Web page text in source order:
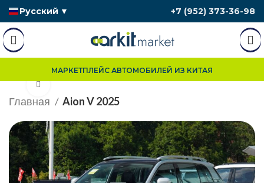
Русский ▼ +7 (952) 373-36-98
МАРКЕТПЛЕЙС АВТОМОБИЛЕЙ ИЗ КИТАЯ
Главная Aion V 2025